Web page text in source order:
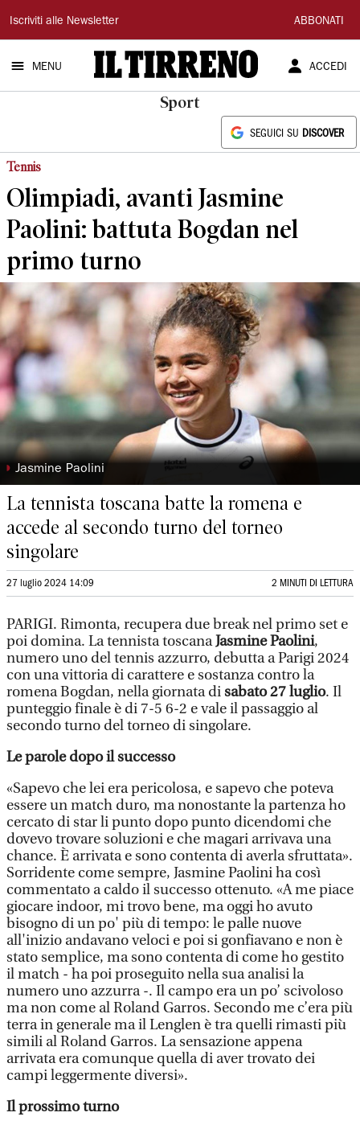
Il
Tirreno
Iscriviti alle Newsletter ABBONATI
MENU ACCEDI
Sport
SEGUICI SU DISCOVER
Tennis
Olimpiadi, avanti Jasmine
Paolini: battuta Bogdan nel
primo turno
◗ Jasmine Paolini
La tennista toscana batte la romena e
accede al secondo turno del torneo
singolare
27 luglio 2024 14:09 2 MINUTI DI LETTURA
PARIGI. Rimonta, recupera due break nel primo set e
poi domina. La tennista toscanaJasmine Paolini,
numero uno del tennis azzurro, debutta a Parigi 2024
con una vittoria di carattere e sostanza contro la
romena Bogdan, nella giornata disabato 27 luglio. Il
punteggio finale è di 7-5 6-2 e vale il passaggio al
secondo turno del torneo di singolare.
Le parole dopo il successo
«Sapevo che lei era pericolosa, e sapevo che poteva
essere un match duro, ma nonostante la partenza ho
cercato di star li punto dopo punto dicendomi che
dovevo trovare soluzioni e che magari arrivava una
chance. È arrivata e sono contenta di averla sfruttata».
Sorridente come sempre, Jasmine Paolini ha così
commentato a caldo il successo ottenuto. «A me piace
giocare indoor, mi trovo bene, ma oggi ho avuto
bisogno di un po' più di tempo: le palle nuove
all'inizio andavano veloci e poi si gonfiavano e non è
stato semplice, ma sono contenta di come ho gestito
il match - ha poi proseguito nella sua analisi la
numero uno azzurra -. Il campo era un po’ scivoloso
ma non come al Roland Garros. Secondo me c’era più
terra in generale ma il Lenglen è tra quelli rimasti più
simili al Roland Garros. La sensazione appena
arrivata era comunque quella di aver trovato dei
campi leggermente diversi».
Il prossimo turno